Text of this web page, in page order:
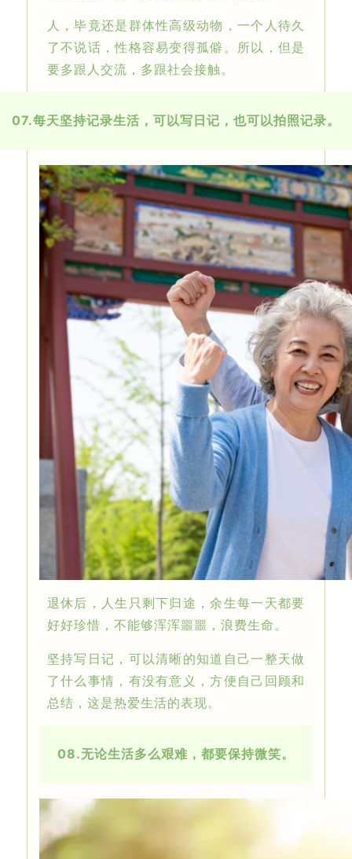
人，毕竟还是群体性高级动物，一个人待久
了不说话，性格容易变得孤僻。所以，但是
要多跟人交流，多跟社会接触。
07.每天坚持记录生活，可以写日记，也可以拍照记录。
退休后，人生只剩下归途，余生每一天都要
好好珍惜，不能够浑浑噩噩，浪费生命。
坚持写日记，可以清晰的知道自己一整天做
了什么事情，有没有意义，方便自己回顾和
总结，这是热爱生活的表现。
08.无论生活多么艰难，都要保持微笑。